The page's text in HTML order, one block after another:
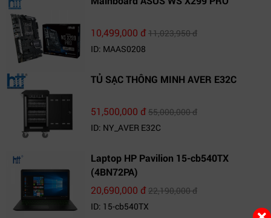
10,499,000 đ11,023,950 đ
ID: MAAS0208
TỦ SẠC THÔNG MINH AVER E32C
51,500,000 đ55,000,000 đ
ID: NY_AVER E32C
Laptop HP Pavilion 15-cb540TX
(4BN72PA)
20,690,000 đ22,190,000 đ
ID: 15-cb540TX